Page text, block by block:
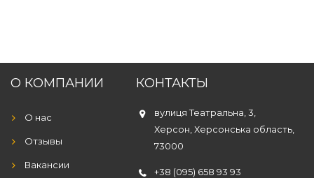
КОНТАКТЫ
вулиця Театральна, 3,
Херсон, Херсонська область,
73000
+38 (095) 658 93 93
О КОМПАНИИ
О нас
Отзывы
Вакансии